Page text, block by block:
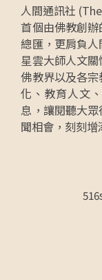
人間通訊社
首個由佛教創
總匯，更肩負
星雲大師人文
佛教界以及各
化、教育人文
息，讓閱聽大
聞相會，刻刻增